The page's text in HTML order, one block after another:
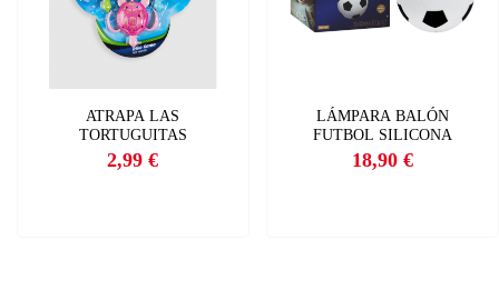
ATRAPA LAS
TORTUGUITAS
Precio
2,99 €
LÁMPARA BALÓN
FUTBOL SILICONA
Precio
18,90 €